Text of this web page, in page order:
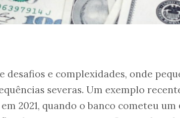
e complexidades, onde
severas. Um exemplo
em 2021, quando o banco cometeu um